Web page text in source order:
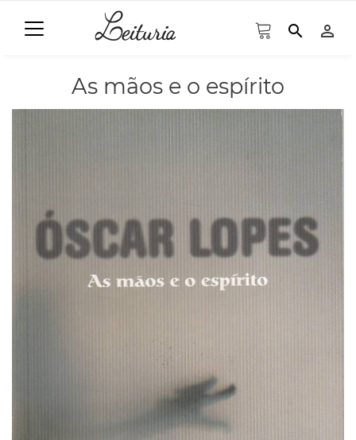
search person_outline
As mãos e o espírito